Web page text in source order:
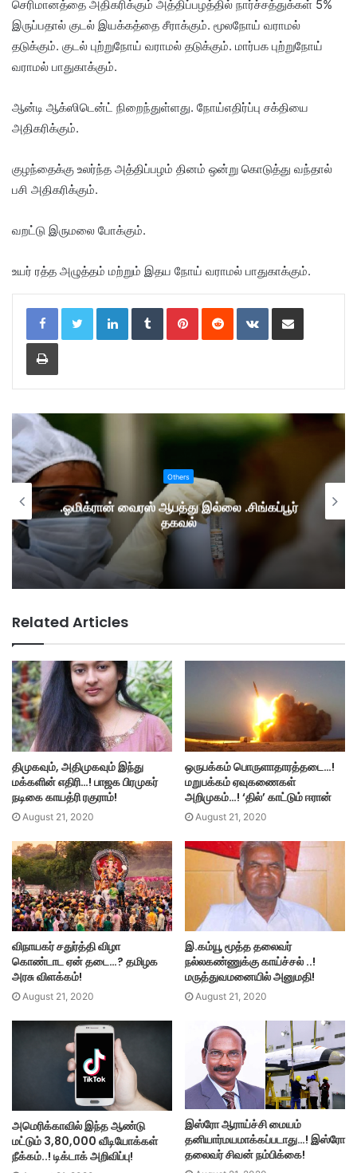
செரிமானத்தை அதிகரிக்கும் அத்திப்பழத்தில் நார்ச்சத்துக்கள் 5%
இருப்பதால் குடல் இயக்கத்தை சீராக்கும். மூலநோய் வராமல்
தடுக்கும். குடல் புற்றுநோய் வராமல் தடுக்கும். மார்பக புற்றுநோய்
வராமல் பாதுகாக்கும்.
ஆன்டி ஆக்ஸிடென்ட் நிறைந்துள்ளது. நோய்எதிர்ப்பு சக்தியை
அதிகரிக்கும்.
குழந்தைக்கு உலர்ந்த அத்திப்பழம் தினம் ஒன்று கொடுத்து வந்தால்
பசி அதிகரிக்கும்.
வறட்டு இருமலை போக்கும்.
உயர் ரத்த அழுத்தம் மற்றும் இதய நோய் வராமல் பாதுகாக்கும்.
LinkedIn Tumblr Pinterest Reddit VKontakte
Print
Others
.ஓமிக்ரான் வைரஸ் ஆபத்து இல்லை .சிங்கப்பூர்
தகவல்
Related Articles
திமுகவும், அதிமுகவும் இந்து
மக்களின் எதிரி…! பாஜக பிரமுகர்
நடிகை காயத்ரி ரகுராம்!
August 21, 2020
ஒருபக்கம் பொருளாதாரத்தடை…!
மறுபக்கம் ஏவுகணைகள்
அறிமுகம்…! ‘தில்’ காட்டும் ஈரான்
August 21, 2020
விநாயகர் சதுர்த்தி விழா
கொண்டாட ஏன் தடை…? தமிழக
அரசு விளக்கம்!
August 21, 2020
இ.கம்யூ மூத்த தலைவர்
நல்லகண்ணுக்கு காய்ச்சல் ..!
மருத்துவமனையில் அனுமதி!
August 21, 2020
அமெரிக்காவில் இந்த ஆண்டு
மட்டும் 3,80,000 வீடியோக்கள்
நீக்கம்..! டிக்டாக் அறிவிப்பு!
இஸ்ரோ ஆராய்ச்சி மையம்
தனியார்மயமாக்கப்படாது…! இஸ்ரோ
தலைவர் சிவன் நம்பிக்கை!